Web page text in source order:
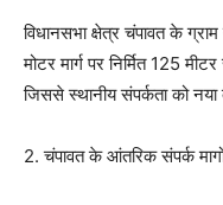
विधानसभा क्षेत्र चंपावत के
मोटर मार्ग पर निर्मित 125
जिससे स्थानीय संपर्कता को नया
2. चंपावत के आंतरिक संपर्क